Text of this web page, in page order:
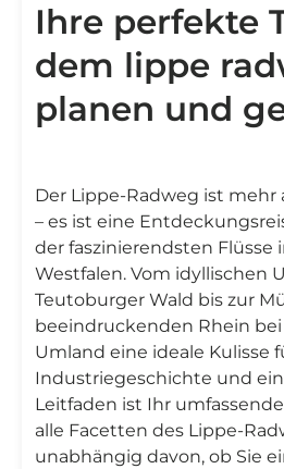
Ihre perfekte
dem lippe
planen und
Der Lippe-Radweg ist mehr
– es ist eine
der faszinierendsten Flüsse
Westfalen. Vom idyllischen
Teutoburger Wald bis zur
beeindruckenden Rhein
Umland eine ideale Kulisse
Industriegeschichte und
Leitfaden ist Ihr
alle Facetten des Lippe-
unabhängig davon, ob Sie